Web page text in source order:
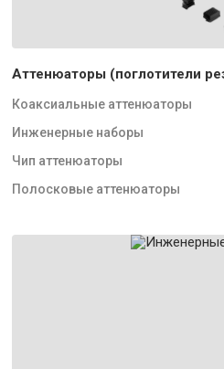
Аттенюаторы (поглотители
Коаксиальные аттенюаторы
Инженерные наборы
Чип аттенюаторы
Полосковые аттенюаторы